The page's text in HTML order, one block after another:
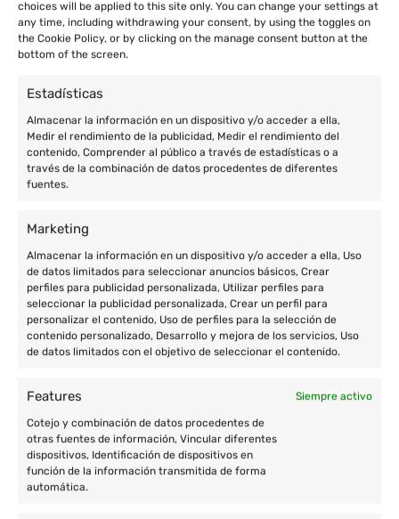
choices will be applied to this site only. You can change your settings at
any time, including withdrawing your consent, by using the toggles on
the Cookie Policy, or by clicking on the manage consent button at the
bottom of the screen.
Estadísticas
Almacenar la información en un dispositivo y/o acceder a ella,
Medir el rendimiento de la publicidad, Medir el rendimiento del
contenido, Comprender al público a través de estadísticas o a
través de la combinación de datos procedentes de diferentes
fuentes.
Marketing
Almacenar la información en un dispositivo y/o acceder a ella, Uso
de datos limitados para seleccionar anuncios básicos, Crear
perfiles para publicidad personalizada, Utilizar perfiles para
seleccionar la publicidad personalizada, Crear un perfil para
personalizar el contenido, Uso de perfiles para la selección de
contenido personalizado, Desarrollo y mejora de los servicios, Uso
de datos limitados con el objetivo de seleccionar el contenido.
Features Siempre activo
Cotejo y combinación de datos procedentes de
otras fuentes de información, Vincular diferentes
dispositivos, Identificación de dispositivos en
función de la información transmitida de forma
automática.
Enric Prat de la Riba, 77 de Granollers (Barcelona)
+34 933 801 674
+34 677 004 657
contacto@cooperatour.org
Destinos
Voluntariado en África